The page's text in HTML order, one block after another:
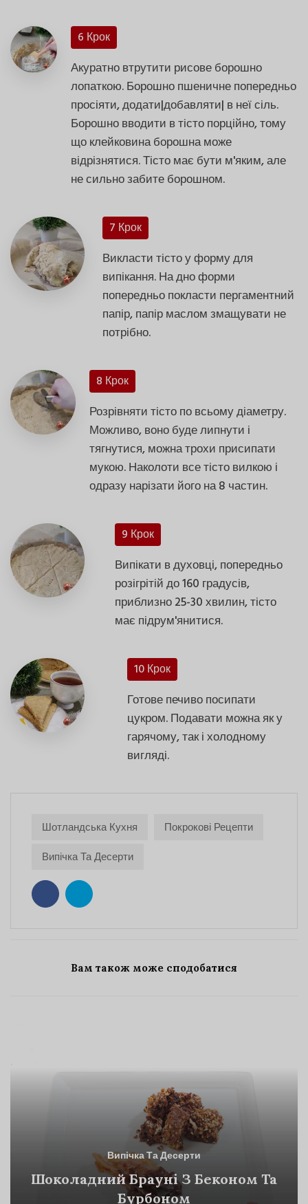
6 Крок
Акуратно втрутити рисове борошно
лопаткою. Борошно пшеничне попередньо
просіяти, додати|добавляти| в неї сіль.
Борошно вводити в тісто порційно, тому
що клейковина борошна може
відрізнятися. Тісто має бути м'яким, але
не сильно забите борошном.
7 Крок
Викласти тісто у форму для
випікання. На дно форми
попередньо покласти пергаментний
папір, папір маслом змащувати не
потрібно.
8 Крок
Розрівняти тісто по всьому діаметру.
Можливо, воно буде липнути і
тягнутися, можна трохи присипати
мукою. Наколоти все тісто вилкою і
одразу нарізати його на 8 частин.
9 Крок
Випікати в духовці, попередньо
розігрітій до 160 градусів,
приблизно 25-30 хвилин, тісто
має підрум'янитися.
10 Крок
Готове печиво посипати
цукром. Подавати можна як у
гарячому, так і холодному
вигляді.
Шотландська Кухня
Покрокові Рецепти
Випічка Та Десерти
Вам також може сподобатися
Випічка Та Десерти
Шоколадний Брауні З Беконом Та
Бурбоном